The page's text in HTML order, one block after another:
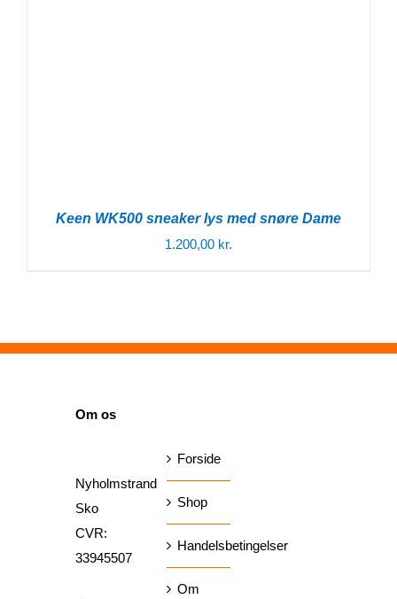
Keen WK500 sneaker lys med snøre Dame
1.200,00 kr.
Om os
Nyholmstrand
Sko
CVR:
33945507
Forside
Shop
Handelsbetingelser
Om